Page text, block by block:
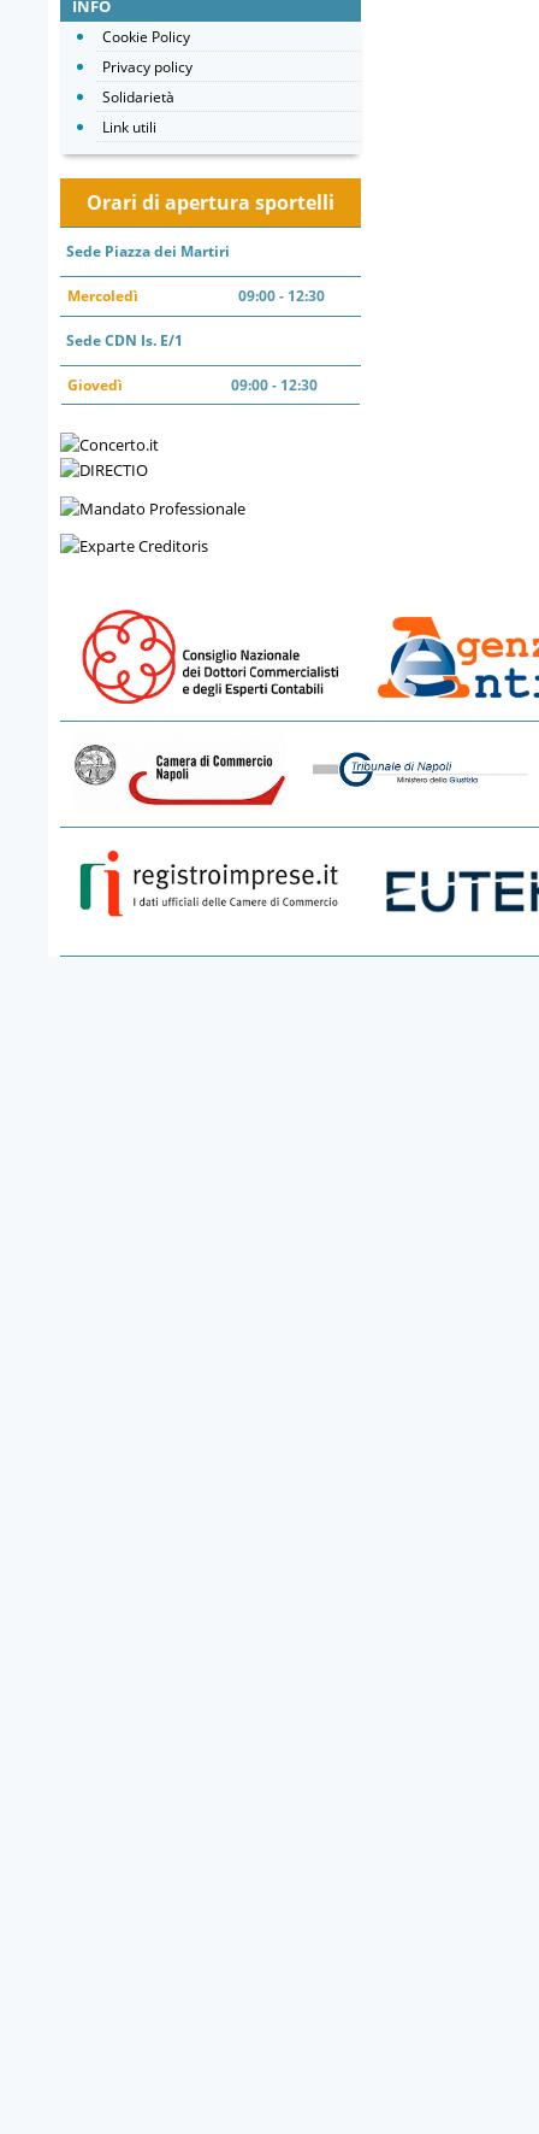
INFO
Cookie Policy
Privacy policy
Solidarietà
Link utili
Orari di apertura sportelli
Sede Piazza dei Martiri
Mercoledì 09:00 - 12:30
Sede CDN Is. E/1
Giovedì 09:00 - 12:30